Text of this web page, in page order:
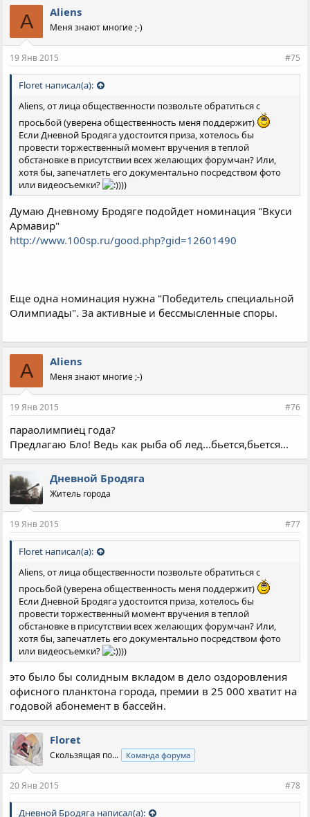
A Aliens
Меня знают многие ;-)
19 Янв 2015 #75
Floret написал(а):
Aliens, от лица общественности позвольте обратиться с
просьбой (уверена общественность меня поддержит)
Если Дневной Бродяга удостоится приза, хотелось бы
провести торжественный момент вручения в теплой
обстановке в присутствии всех желающих форумчан? Или,
хотя бы, запечатлеть его документально посредством фото
или видеосъемки?
))
Думаю Дневному Бродяге подойдет номинация "Вкуси
Армавир"
http://www.100sp.ru/good.php?gid=12601490
Еще одна номинация нужна "Победитель специальной
Олимпиады". За активные и бессмысленные споры.
A Aliens
Меня знают многие ;-)
19 Янв 2015 #76
параолимпиец года?
Предлагаю Бло! Ведь как рыба об лед...бьется,бьется...
Дневной Бродяга
Житель города
19 Янв 2015 #77
Floret написал(а):
Aliens, от лица общественности позвольте обратиться с
просьбой (уверена общественность меня поддержит)
Если Дневной Бродяга удостоится приза, хотелось бы
провести торжественный момент вручения в теплой
обстановке в присутствии всех желающих форумчан? Или,
хотя бы, запечатлеть его документально посредством фото
или видеосъемки?
))
это было бы солидным вкладом в дело оздоровления
офисного планктона города, премии в 25 000 хватит на
годовой абонемент в бассейн.
Floret
Скользящая по... Команда форума
20 Янв 2015 #78
Дневной Бродяга написал(а):